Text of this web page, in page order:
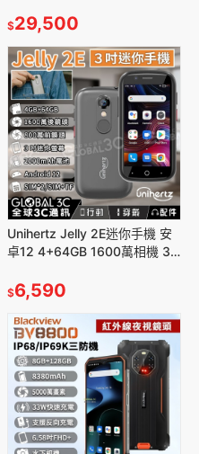
$29,500
Unihertz Jelly 2E迷你手機 安
卓12 4+64GB 1600萬相機 3
$6,590